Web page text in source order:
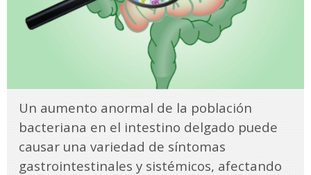
Un aumento anormal de la población
bacteriana en el intestino delgado puede
causar una variedad de síntomas
gastrointestinales y sistémicos, afectando